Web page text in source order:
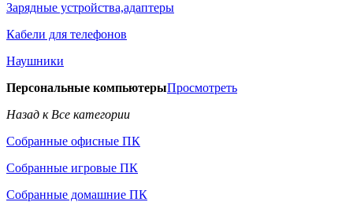
Зарядные устройства,адаптеры
Кабели для телефонов
Наушники
Персональные компьютерыПросмотреть
Назад к Все категории
Собранные офисные ПК
Собранные игровые ПК
Собранные домашние ПК